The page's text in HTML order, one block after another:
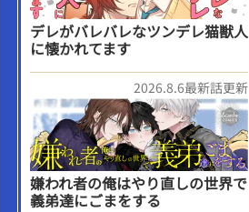
デレがバレバレなツンデレ猫獣人
に懐かれてます
2026.8.6最新話更新
嫌われ者の俺はやり直しの世界で
義弟達にごまをする